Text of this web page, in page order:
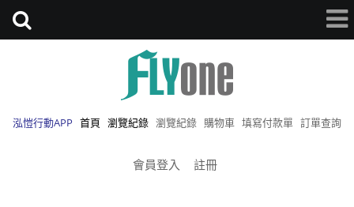
泓愷行動APP 首頁 瀏覽紀錄 瀏覽紀錄 購物車 填寫付款單 訂單查詢
會員登入 註冊